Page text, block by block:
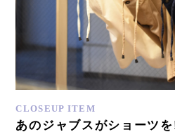
CLOSEUP ITEM
あのジャブスがショーツ